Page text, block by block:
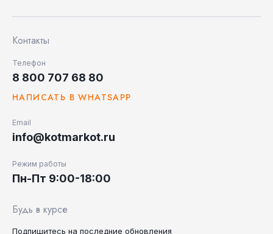
Контакты
Телефон
8 800 707 68 80
НАПИСАТЬ В WHATSAPP
Email
info@kotmarkot.ru
Режим работы
Пн-Пт 9:00-18:00
Будь в курсе
Подпишитесь на последние обновления